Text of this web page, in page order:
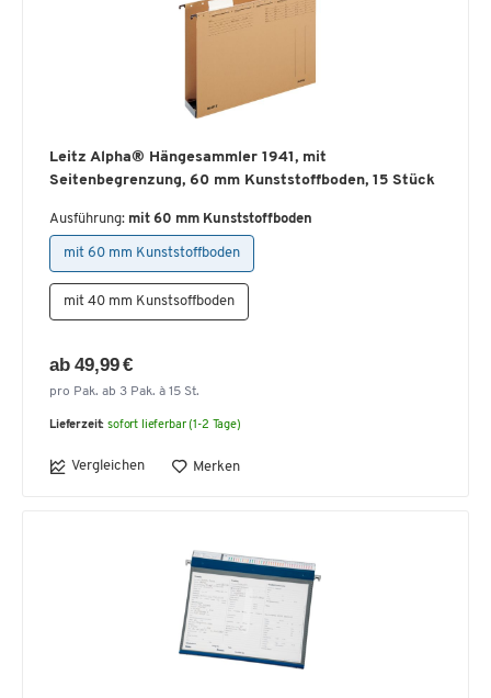
Leitz Alpha® Hängesammler 1941, mit
Seitenbegrenzung, 60 mm Kunststoffboden, 15 Stück
Ausführung: mit 60 mm Kunststoffboden
mit 60 mm Kunststoffboden
mit 40 mm Kunstsoffboden
ab 49,99 €
pro Pak. ab 3 Pak. à 15 St.
Lieferzeit: sofort lieferbar (1-2 Tage)
Vergleichen Merken